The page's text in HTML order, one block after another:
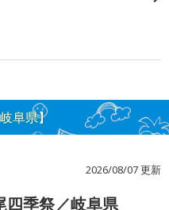
阜県】
2026/08/07 更新
四季祭／岐阜県